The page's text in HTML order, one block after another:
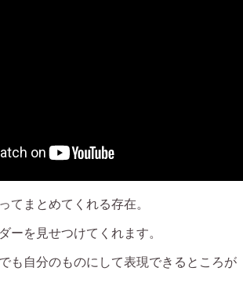
てまとめてくれる存在。
ーを見せつけてくれます。
も自分のものにして表現できるところが